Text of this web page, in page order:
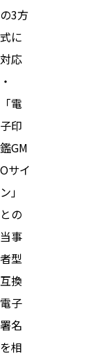
の3方
式に
対応
・
「電
子印
鑑GM
Oサイ
ン」
との
当事
者型
互換
電子
署名
を相